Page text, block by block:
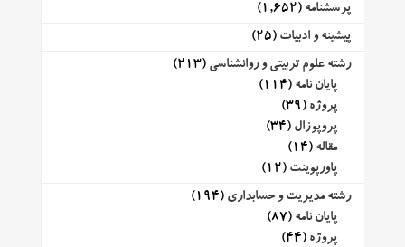
پرسشنامه (1,652)
پیشینه و ادبیات (25)
رشته علوم تربیتی و روانشناسی (213)
پایان نامه (114)
پروژه (39)
پروپوزال (34)
مقاله (14)
پاورپوینت (12)
رشته مدیریت و حسابداری (194)
پایان نامه (87)
پروژه (44)